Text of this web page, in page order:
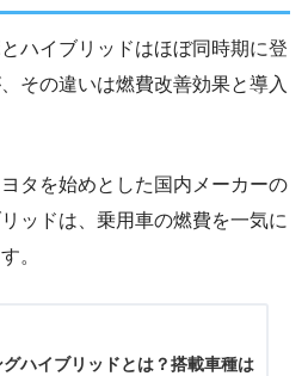
ハイブリッドはほぼ同時期に登
その違いは燃費改善効果と導入
タを始めとした国内メーカーの
ッドは、乗用車の燃費を一気に
。
グハイブリッドとは？搭載車種は